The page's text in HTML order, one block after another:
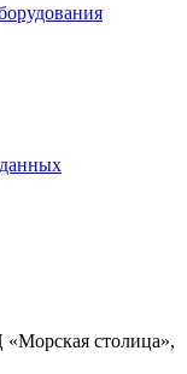
«Морская столица»,